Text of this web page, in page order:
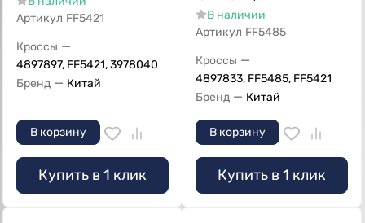
Артикул FF5421
Кроссы —
4897897, FF5421, 3978040
Бренд — Китай
В корзину
Купить в 1 клик
В наличии
Артикул FF5485
Кроссы —
4897833, FF5485, FF5421
Бренд — Китай
В корзину
Купить в 1 клик